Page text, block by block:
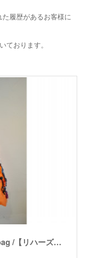
履歴があるお客様に
おります。
【RehersalL】nylon marche bag /【リハーズオール】ナイロンマルシェバッグ